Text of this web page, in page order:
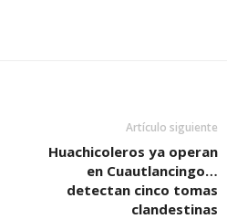
Artículo siguiente
Huachicoleros ya operan
en Cuautlancingo…
detectan cinco tomas
clandestinas